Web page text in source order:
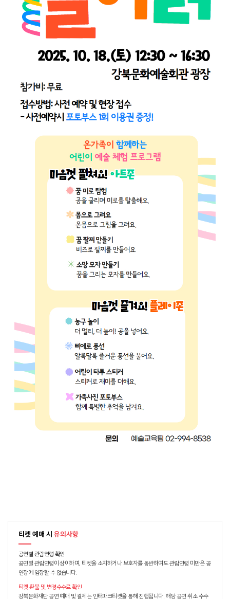
티켓 예매 시 유의사항
공연별 관람연령 확인
공연별 관람연령이 상이하며, 티켓을 소지하거나 보호자를 동반하여도 관람연령 미만은 공
연장에 입장할 수 없습니다.
티켓 환불 및 변경수수료 확인
강북문화재단 공연 예매 및 결제는 인터파크티켓을 통해 진행됩니다. 해당 공연 취소 수수